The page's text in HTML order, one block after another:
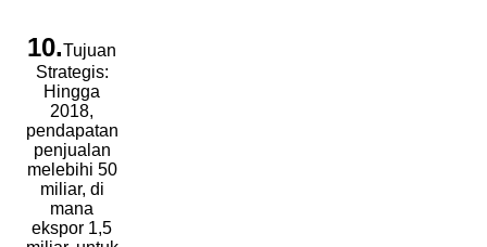
10.Tujuan
Strategis:
Hingga
2018,
pendapatan
penjualan
melebihi 50
miliar, di
mana
ekspor 1,5